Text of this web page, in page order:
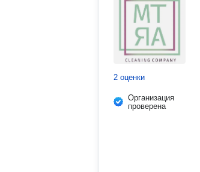
2 оценки
Организация
проверена